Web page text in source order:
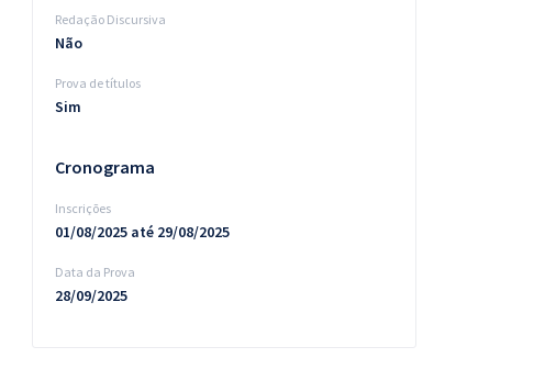
Redação Discursiva
Não
Prova de títulos
Sim
Cronograma
Inscrições
01/08/2025 até 29/08/2025
Data da Prova
28/09/2025